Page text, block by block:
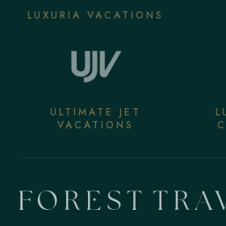
LUXURIA VACATIONS
ULTIMATE JET
VACATIONS